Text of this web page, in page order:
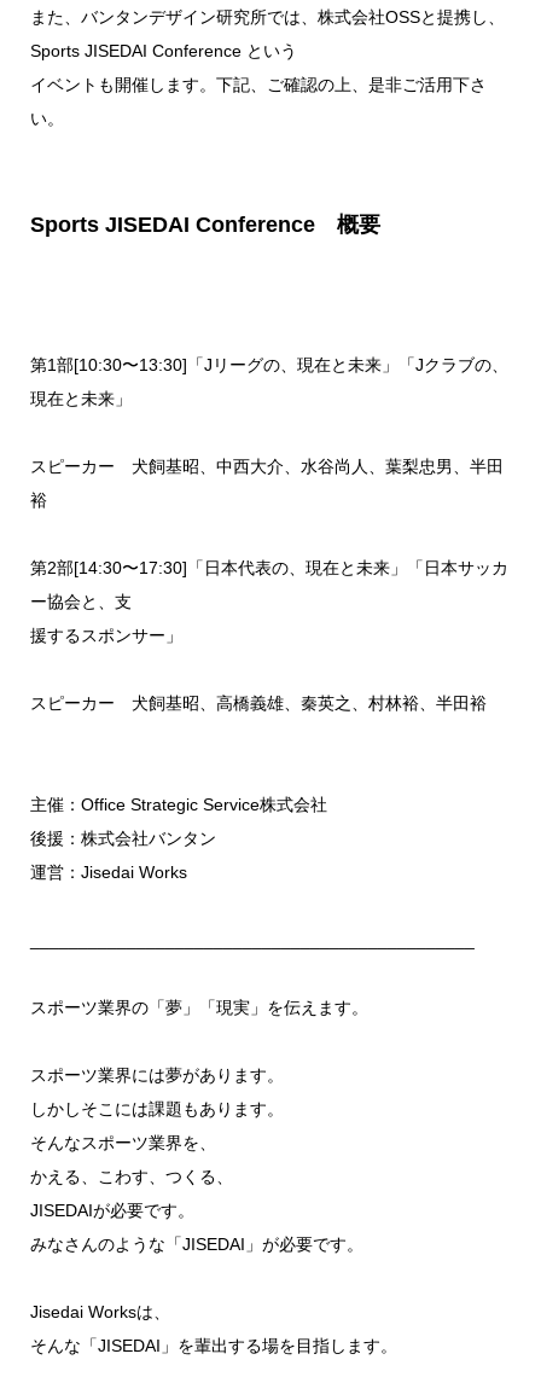
また、バンタンデザイン研究所では、株式会社OSSと提携し、
Sports JISEDAI Conference という
イベントも開催します。下記、ご確認の上、是非ご活用下さ
い。
Sports JISEDAI Conference 概要
第1部[10:30〜13:30]「Jリーグの、現在と未来」「Jクラブの、
現在と未来」
スピーカー 犬飼基昭、中西大介、水谷尚人、葉梨忠男、半田
裕
第2部[14:30〜17:30]「日本代表の、現在と未来」「日本サッカ
ー協会と、支
援するスポンサー」
スピーカー 犬飼基昭、高橋義雄、秦英之、村林裕、半田裕
主催：Office Strategic Service株式会社
後援：株式会社バンタン
運営：Jisedai Works
スポーツ業界の「夢」「現実」を伝えます。
スポーツ業界には夢があります。
しかしそこには課題もあります。
そんなスポーツ業界を、
かえる、こわす、つくる、
JISEDAIが必要です。
みなさんのような「JISEDAI」が必要です。
Jisedai Worksは、
そんな「JISEDAI」を輩出する場を目指します。